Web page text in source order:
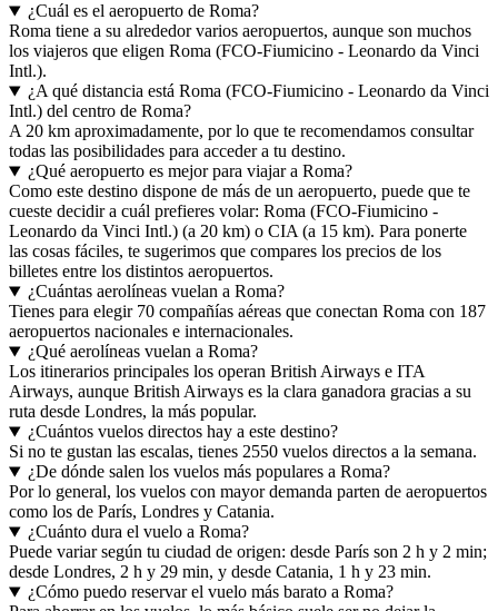
¿Cuál es el aeropuerto de Roma?
Roma tiene a su alrededor varios aeropuertos, aunque son muchos
los viajeros que eligen Roma (FCO-Fiumicino - Leonardo da Vinci
Intl.).
¿A qué distancia está Roma (FCO-Fiumicino - Leonardo da Vinci
Intl.) del centro de Roma?
A 20 km aproximadamente, por lo que te recomendamos consultar
todas las posibilidades para acceder a tu destino.
¿Qué aeropuerto es mejor para viajar a Roma?
Como este destino dispone de más de un aeropuerto, puede que te
cueste decidir a cuál prefieres volar: Roma (FCO-Fiumicino -
Leonardo da Vinci Intl.) (a 20 km) o CIA (a 15 km). Para ponerte
las cosas fáciles, te sugerimos que compares los precios de los
billetes entre los distintos aeropuertos.
¿Cuántas aerolíneas vuelan a Roma?
Tienes para elegir 70 compañías aéreas que conectan Roma con 187
aeropuertos nacionales e internacionales.
¿Qué aerolíneas vuelan a Roma?
Los itinerarios principales los operan British Airways e ITA
Airways, aunque British Airways es la clara ganadora gracias a su
ruta desde Londres, la más popular.
¿Cuántos vuelos directos hay a este destino?
Si no te gustan las escalas, tienes 2550 vuelos directos a la semana.
¿De dónde salen los vuelos más populares a Roma?
Por lo general, los vuelos con mayor demanda parten de aeropuertos
como los de París, Londres y Catania.
¿Cuánto dura el vuelo a Roma?
Puede variar según tu ciudad de origen: desde París son 2 h y 2 min;
desde Londres, 2 h y 29 min, y desde Catania, 1 h y 23 min.
¿Cómo puedo reservar el vuelo más barato a Roma?